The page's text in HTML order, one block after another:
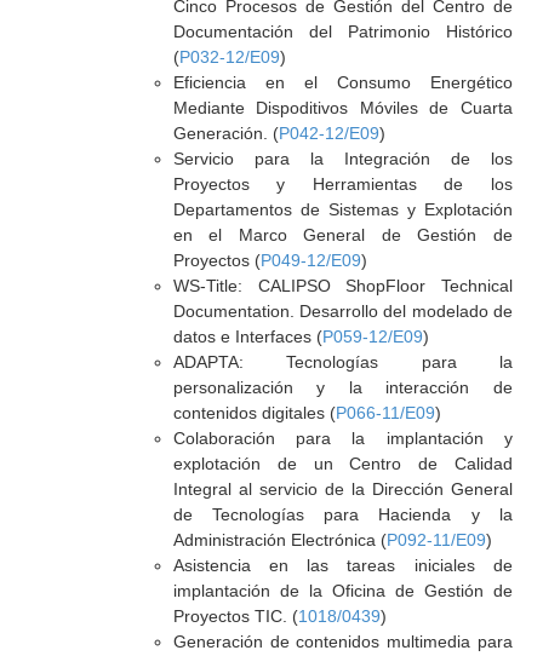
Cinco Procesos de Gestión del Centro de
Documentación del Patrimonio Histórico
(P032-12/E09)
Eficiencia en el Consumo Energético
Mediante Dispoditivos Móviles de Cuarta
Generación. (P042-12/E09)
Servicio para la Integración de los
Proyectos y Herramientas de los
Departamentos de Sistemas y Explotación
en el Marco General de Gestión de
Proyectos (P049-12/E09)
WS-Title: CALIPSO ShopFloor Technical
Documentation. Desarrollo del modelado de
datos e Interfaces (P059-12/E09)
ADAPTA: Tecnologías para la
personalización y la interacción de
contenidos digitales (P066-11/E09)
Colaboración para la implantación y
explotación de un Centro de Calidad
Integral al servicio de la Dirección General
de Tecnologías para Hacienda y la
Administración Electrónica (P092-11/E09)
Asistencia en las tareas iniciales de
implantación de la Oficina de Gestión de
Proyectos TIC. (1018/0439)
Generación de contenidos multimedia para